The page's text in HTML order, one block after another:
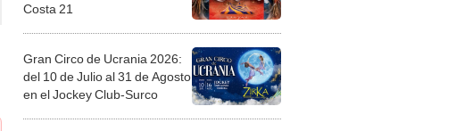
Costa 21
Gran Circo de Ucrania 2026:
del 10 de Julio al 31 de Agosto
en el Jockey Club-Surco